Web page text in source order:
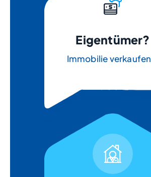
Eigentümer?
Immobilie verkaufen